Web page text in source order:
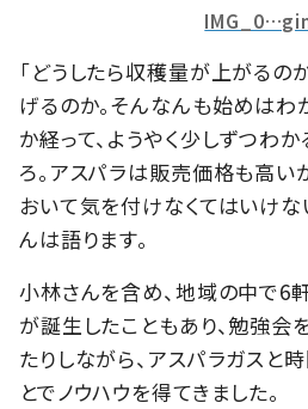
「どうしたら収穫量が上がるの
げるのか。そんなんも始めはわ
か経って、ようやく少しずつわ
ろ。アスパラは販売価格も高い
おいて気を付けなくてはいけな
んは語ります。
小林さんを含め、地域の中で6
が誕生したこともあり、勉強会
たりしながら、アスパラガスと
とでノウハウを得てきました。